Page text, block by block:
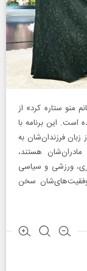
منو ستاره کرد» از
است. این برنامه با
زبان فرزندان‌شان به
هستند،
ورزشی و سیاسی
سخن